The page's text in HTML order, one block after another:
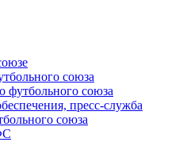
союза
союза
пресс-служба
союза